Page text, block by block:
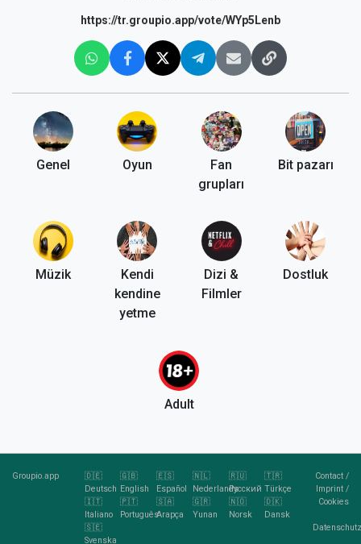
https://tr.groupio.app/vote/WYp5Lenb
Genel Oyun
Fan
grupları
Bit pazarı
Müzik
Kendi
kendine
yetme
Dizi &
Filmler
Dostluk
Adult
Groupio.app
🇩🇪
Deutsch
🇬🇧
English
🇪🇸
Español
🇳🇱
Nederlands
🇷🇺
Pусский
🇹🇷
Türkçe
🇮🇹
Italiano
🇵🇹
Português
🇸🇦
Arapça
🇬🇷
Yunan
🇳🇴
Norsk
🇩🇰
Dansk
🇸🇪
Svenska
Contact/
Imprint/
Cookies